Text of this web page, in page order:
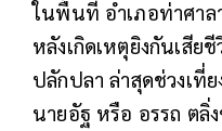
ในพื้นที่ อำเภอท่าศาล
หลังเกิดเหตุยิงกันเสี
ปลักปลา ล่าสุดช่วงเที่
นายอัฐ หรือ อรรถ ตลิ่